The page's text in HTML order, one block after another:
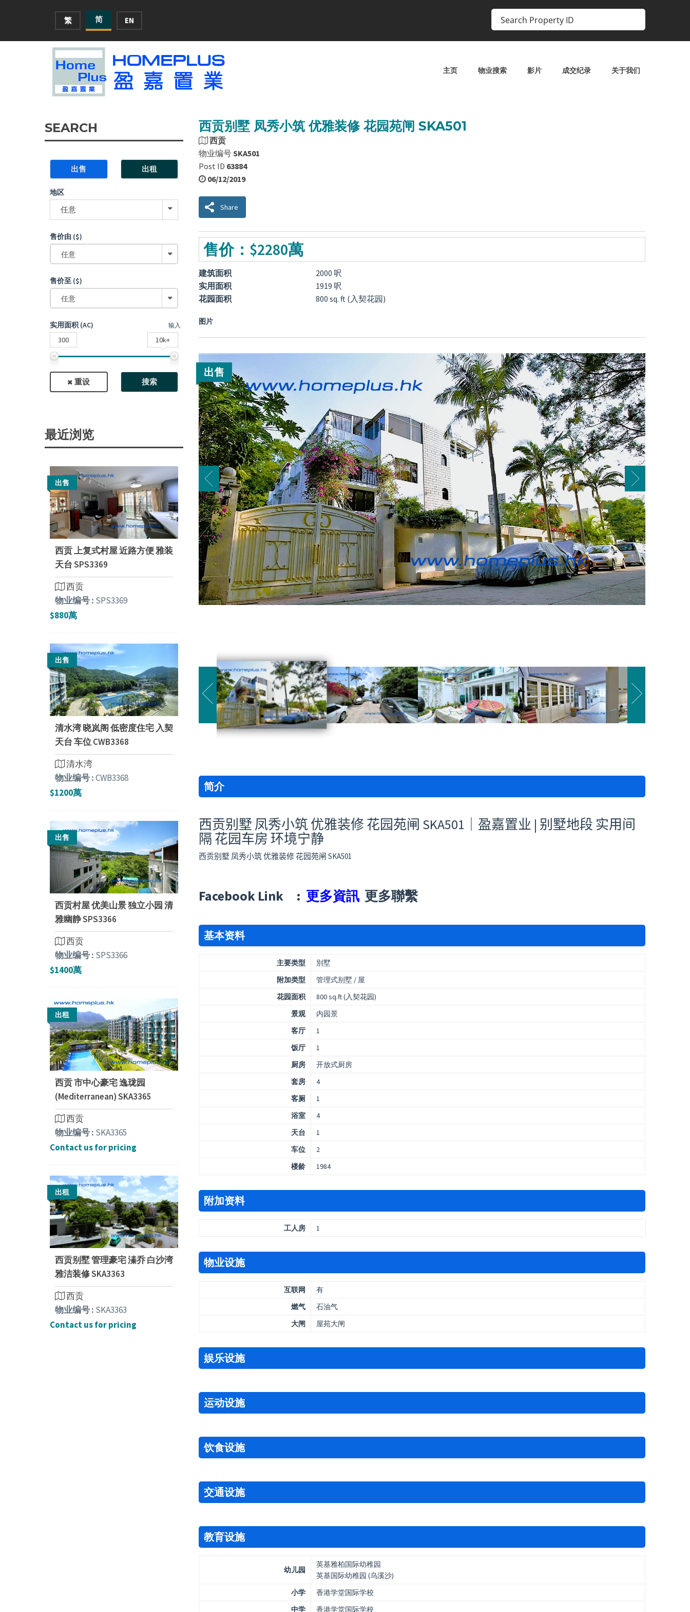
繁 简 EN
主页 物业搜索 影片 成交纪录 关于我们
西贡别墅 凤秀小筑 优雅装修 花园苑闸 SKA501
西贡
物业编号SKA501
Post ID 63884
06/12/2019
Share
售价：$2280萬
建筑面积
2000 呎
实用面积
1919 呎
花园面积
800 sq. ft (入契花园)
图片
出售
简介
西贡别墅 凤秀小筑 优雅装修 花园苑闸 SKA501｜盈嘉置业 | 别墅地段 实用间
隔 花园车房 环境宁静
西贡别墅 凤秀小筑 优雅装修 花园苑闸 SKA501
Facebook Link : 更多資訊 更多聯繫
基本资料
主要类型
別墅
附加类型
管理式别墅 / 屋
花园面积
800 sq.ft (入契花园)
景观
内园景
客厅
1
饭厅
1
厨房
开放式厨房
套房
4
客厕
1
浴室
4
天台
1
车位
2
楼龄
1984
附加资料
工人房 1
物业设施
互联网
有
燃气
石油气
大闸
屋苑大闸
娱乐设施
运动设施
饮食设施
交通设施
教育设施
幼儿园
英基雅柏国际幼稚园
英基国际幼稚园 (乌溪沙)
小学
香港学堂国际学校
中学
香港学堂国际学校
SEARCH
出售 出租
地区
任意
售价由 ($)
任意
售价至 ($)
任意
实用面积 (AC) 输入
300 10k+
重设 搜索
最近浏览
出售
西贡 上复式村屋 近路方便 雅装
天台 SPS3369
西贡
物业编号 : SPS3369
$880萬
出售
清水湾 晓岚阁 低密度住宅 入契
天台 车位 CWB3368
清水湾
物业编号 :CWB3368
$1200萬
出售
西贡村屋 优美山景 独立小园 清
雅幽静 SPS3366
西贡
物业编号 : SPS3366
$1400萬
出租
西贡 市中心豪宅 逸珑园
(Mediterranean) SKA3365
西贡
物业编号 : SKA3365
Contact us for pricing
出租
西贡别墅 管理豪宅 溱乔 白沙湾
雅洁装修 SKA3363
西贡
物业编号 : SKA3363
Contact us for pricing